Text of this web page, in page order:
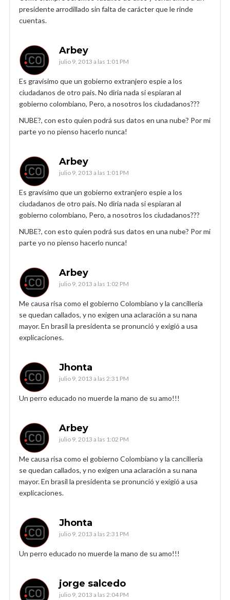
presidente arrodillado sin falta de carácter que le rinde
cuentas.
Arbey
julio 9, 2013 a las 1:01 PM
Es gravísimo que un gobierno extranjero espie a los
ciudadanos de otro pais. No diria nada si espiaran al
gobierno colombiano, Pero, a nosotros los ciudadanos???
NUBE?, con esto quien podrá sus datos en una nube? Por mi
parte yo no pienso hacerlo nunca!
Arbey
julio 9, 2013 a las 1:01 PM
Es gravísimo que un gobierno extranjero espie a los
ciudadanos de otro pais. No diria nada si espiaran al
gobierno colombiano, Pero, a nosotros los ciudadanos???
NUBE?, con esto quien podrá sus datos en una nube? Por mi
parte yo no pienso hacerlo nunca!
Arbey
julio 9, 2013 a las 1:02 PM
Me causa risa como el gobierno Colombiano y la cancillería
se quedan callados, y no exigen una aclaración a su nana
mayor. En brasil la presidenta se pronunció y exigió a usa
explicaciones.
Jhonta
julio 9, 2013 a las 2:31 PM
Un perro educado no muerde la mano de su amo!!!
Arbey
julio 9, 2013 a las 1:02 PM
Me causa risa como el gobierno Colombiano y la cancillería
se quedan callados, y no exigen una aclaración a su nana
mayor. En brasil la presidenta se pronunció y exigió a usa
explicaciones.
Jhonta
julio 9, 2013 a las 2:31 PM
Un perro educado no muerde la mano de su amo!!!
jorge salcedo
julio 9, 2013 a las 2:04 PM